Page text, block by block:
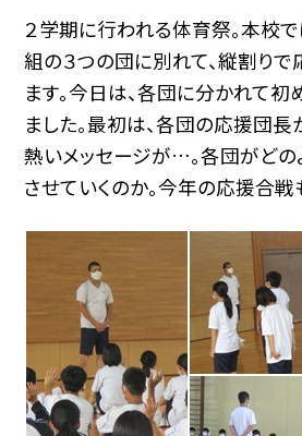
２学期に行われる体育祭。本校で
組の３つの団に別れて、縦割り
ます。今日は、各団に分かれて
ました。最初は、各団の応援団
熱いメッセージが…。各団がど
させていくのか。今年の応援合戦